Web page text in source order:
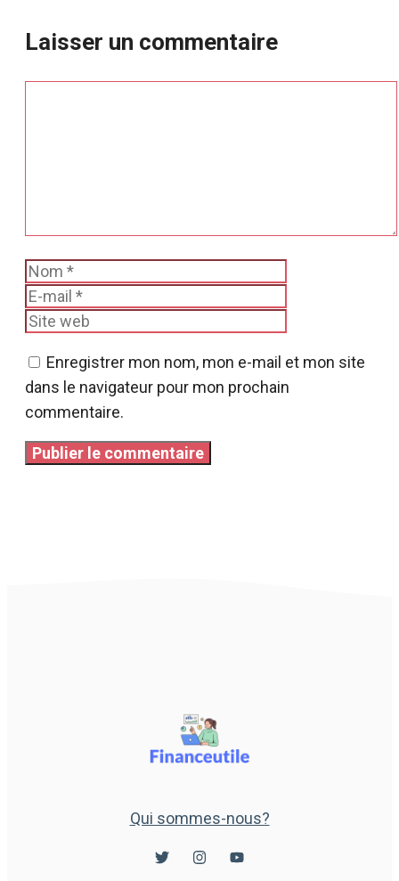
Laisser un commentaire
Nom
Enregistrer mon nom, mon e-mail et mon site
dans le navigateur pour mon prochain
commentaire.
Qui sommes-nous?